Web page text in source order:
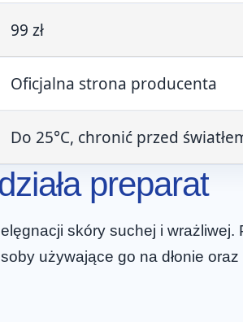
99 zł
Oficjalna strona producenta
Do 25°C, chronić przed
preparat
skóry suchej i wrażliwej.
używające go na dłonie